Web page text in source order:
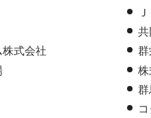
式会社
株